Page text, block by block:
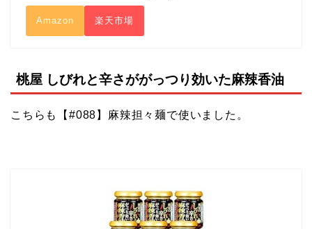
Amazon 楽天市場
桃屋 しびれと辛さががっつり効いた麻辣香油
こちらも【#088】麻辣担々麺で使いました。